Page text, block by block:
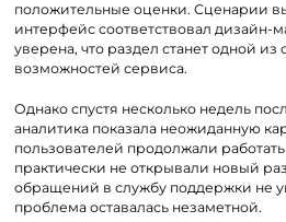
положительные оценки. Сценарии
интерфейс соответствовал дизайн-
уверена, что раздел станет одной
возможностей сервиса.
Однако спустя несколько недель
аналитика показала неожиданную
пользователей продолжали
практически не открывали новый
обращений в службу поддержки не
проблема оставалась незаметной.